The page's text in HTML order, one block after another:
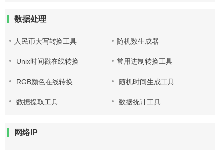
数据处理
人民币大写转换工具 随机数生成器
Unix时间戳在线转换 常用进制转换工具
RGB颜色在线转换 随机时间生成工具
数据提取工具 数据统计工具
网络IP